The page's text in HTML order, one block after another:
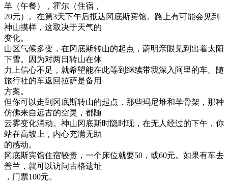
羊（午餐），霍尔（住宿，
20元）。在第3天下午后抵达冈底斯宾馆。路上有可能会见到
神山摸样，这取决于天气的
变化。
山区气候多变，在冈底斯转山的起点，蔚明亲眼见到出着太阳
下雪。因为对两日转山在体
力上信心不足，就希望能在此等到继续带我深入阿里的车。随
旅行社的车返回拉萨是备用
方案。
但你可以走到冈底斯转山的起点，那些玛尼堆和羊骨架，那种
仿佛来自远古的空灵，都随
云雾变化涌动。神山冈底斯时隐时现，在无人经过的下午，你
站在高坡上，内心充满无助
的感动。
冈底斯宾馆住宿较贵，一个床位就要50，或60元。如果有车去
普兰，就可以访问古格遗址
，门票100元。